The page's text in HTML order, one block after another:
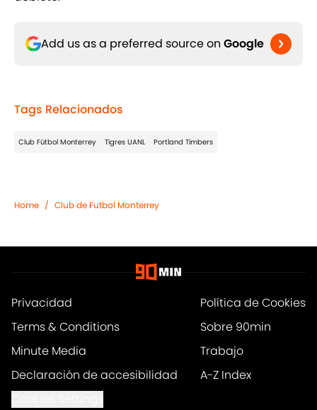
Add us as a preferred source on Google
Tags Relacionados
Club Fútbol Monterrey Tigres UANL Portland Timbers
Home / Club de Futbol Monterrey
Privacidad
Política de Cookies
Terms & Conditions
Sobre 90min
Minute Media
Trabajo
Declaración de accesibilidad
A-Z Index